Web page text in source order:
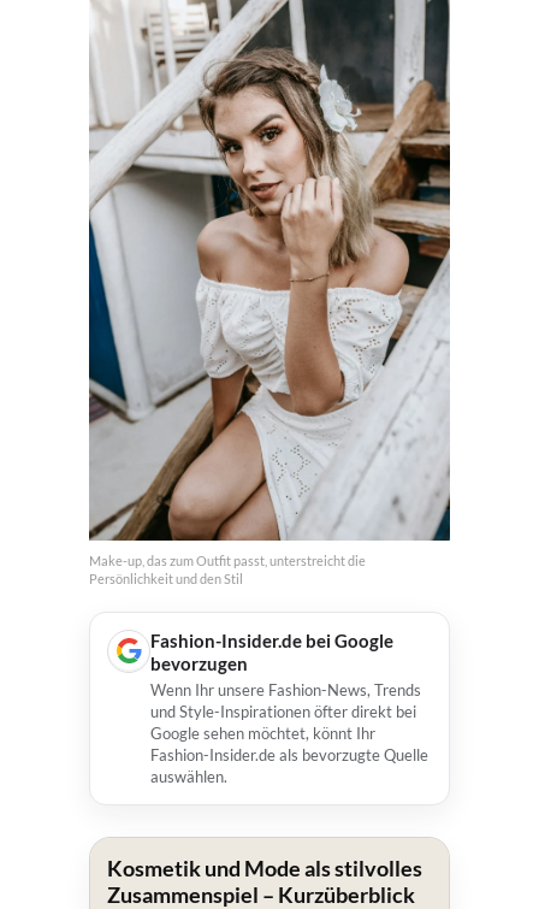
Make-up, das zum Outfit passt, unterstreicht die
Persönlichkeit und den Stil
Fashion-Insider.de bei Google
bevorzugen
Wenn Ihr unsere Fashion-News, Trends
und Style-Inspirationen öfter direkt bei
Google sehen möchtet, könnt Ihr
Fashion-Insider.de als bevorzugte Quelle
auswählen.
Kosmetik und Mode als stilvolles
Zusammenspiel – Kurzüberblick